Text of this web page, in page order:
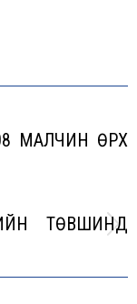
МАЛЧИН ӨРХ
ТӨВШИНД